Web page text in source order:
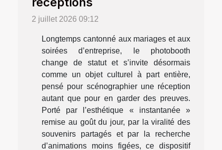
2 juillet 2026 09:12
Longtemps cantonné aux mariages et aux
soirées d’entreprise, le photobooth
change de statut et s’invite désormais
comme un objet culturel à part entière,
pensé pour scénographier une réception
autant que pour en garder des preuves.
Porté par l’esthétique « instantanée »
remise au goût du jour, par la viralité des
souvenirs partagés et par la recherche
d’animations moins figées, ce dispositif